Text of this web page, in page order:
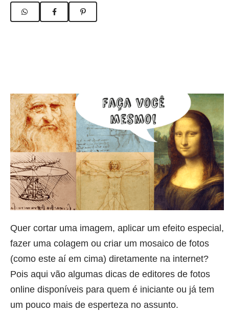
Quer cortar uma imagem, aplicar um efeito especial,
fazer uma colagem ou criar um mosaico de fotos
(como este aí em cima) diretamente na internet?
Pois aqui vão algumas dicas de editores de fotos
online disponíveis para quem é iniciante ou já tem
um pouco mais de esperteza no assunto.